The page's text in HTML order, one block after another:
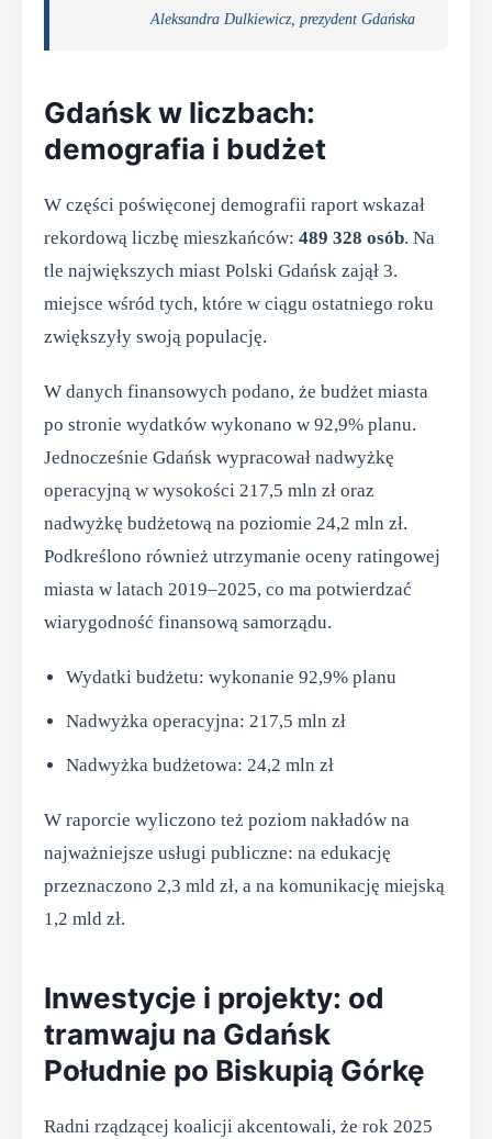
Aleksandra Dulkiewicz, prezydent Gdańska
Gdańsk w liczbach:
demografia i budżet
W części poświęconej demografii raport wskazał
rekordową liczbę mieszkańców: 489 328 osób. Na
tle największych miast Polski Gdańsk zajął 3.
miejsce wśród tych, które w ciągu ostatniego roku
zwiększyły swoją populację.
W danych finansowych podano, że budżet miasta
po stronie wydatków wykonano w 92,9% planu.
Jednocześnie Gdańsk wypracował nadwyżkę
operacyjną w wysokości 217,5 mln zł oraz
nadwyżkę budżetową na poziomie 24,2 mln zł.
Podkreślono również utrzymanie oceny ratingowej
miasta w latach 2019–2025, co ma potwierdzać
wiarygodność finansową samorządu.
Wydatki budżetu: wykonanie 92,9% planu
Nadwyżka operacyjna: 217,5 mln zł
Nadwyżka budżetowa: 24,2 mln zł
W raporcie wyliczono też poziom nakładów na
najważniejsze usługi publiczne: na edukację
przeznaczono 2,3 mld zł, a na komunikację miejską
1,2 mld zł.
Inwestycje i projekty: od
tramwaju na Gdańsk
Południe po Biskupią Górkę
Radni rządzącej koalicji akcentowali, że rok 2025